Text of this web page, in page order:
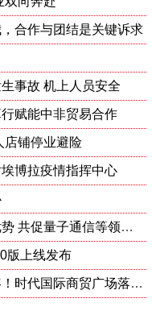
合作与团结是关键诉求
事故 机上人员安全
赋能中非贸易合作
店铺停业避险
博拉疫情指挥中心
中国、南非青年科学家汇聚两国优势 共促量子通信等领域创新
版上线发布
南非约堡老牌商圈香港城重磅扩容！时代国际商贸广场落地 创新零批一体模式激活南共体跨境商贸 拉动南非本土就业！